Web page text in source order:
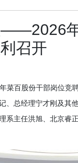
召开
股份干部岗位竞
、总经理宁才刚及
系主任洪旭、北京睿